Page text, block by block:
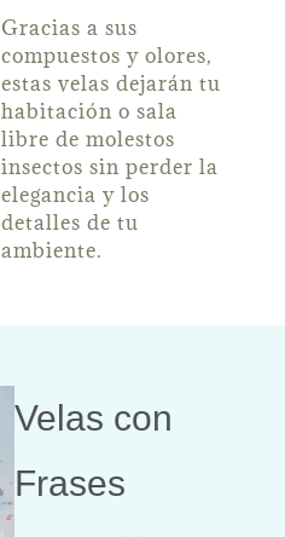
Gracias a sus
compuestos y olores,
estas velas dejarán tu
habitación o sala
libre de molestos
insectos sin perder la
elegancia y los
detalles de tu
ambiente.
Velas con
Frases